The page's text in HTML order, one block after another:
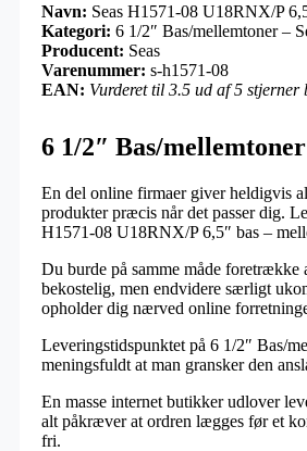
Navn: Seas H1571-08 U18RNX/P
Kategori: 6 1/2″ Bas/mellemtoner –
Producent: Seas
Varenummer: s-h1571-08
EAN: Vurderet til 3.5 ud af 5 stjerner
6 1/2″ Bas/mellemtoner
En del online firmaer giver heldigvis
produkter præcis når det passer dig.
H1571-08 U18RNX/P 6,5″ bas –
Du burde på samme måde foretrække
bekostelig, men endvidere særligt
opholder dig nærved online
Leveringstidspunktet på 6 1/2″ Bas/
meningsfuldt at man gransker den
En masse internet butikker udlover
alt påkræver at ordren lægges før et
fri.